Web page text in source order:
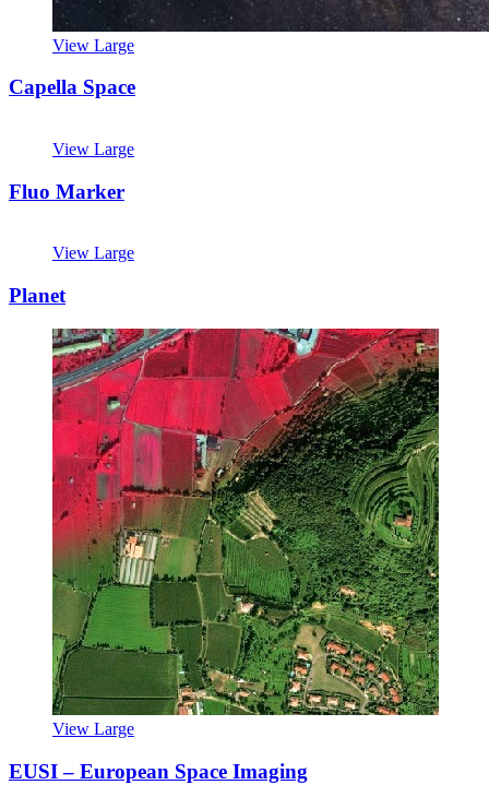
View Large
Capella Space
View Large
Fluo Marker
View Large
Planet
View Large
EUSI – European Space Imaging